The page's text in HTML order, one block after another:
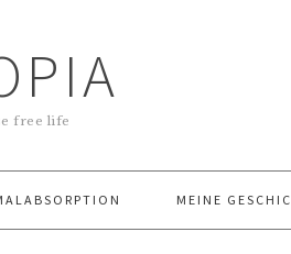
free life
MEINE